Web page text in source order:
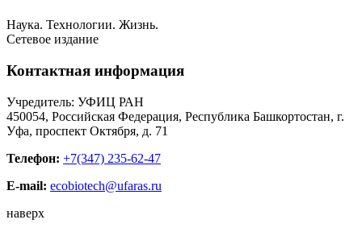
Наука. Технологии. Жизнь.
Сетевое издание
Контактная информация
Учредитель: УФИЦ РАН
450054, Российская Федерация, Республика Башкортостан, г.
Уфа, проспект Октября, д. 71
Телефон: +7(347) 235-62-47
E-mail: ecobiotech@ufaras.ru
наверх